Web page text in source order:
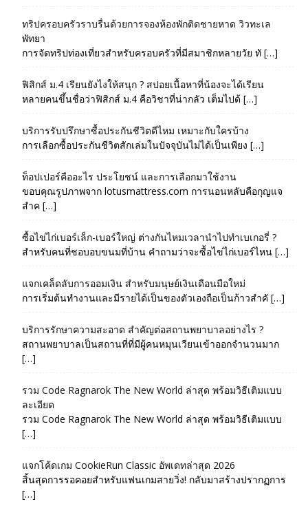
ทริปครอบครัวราบรื่นด้วยการจองห้องพักติดชายหาด วิวทะเล
พัทยา
การจัดทริปท่องเที่ยวสำหรับครอบครัวที่มีสมาชิกหลายวัย ทั […]
ฟิสิกส์ ม.4 เรียนยังไงให้สนุก ? สปอยเนื้อหาที่น้องจะได้เรียน
หลายคนขึ้นชื่อว่าฟิสิกส์ ม.4 คือวิชาที่น่ากลัว เต็มไปด้ […]
บริการรับปรึกษาซื้อประกันชีวิตดีไหม เหมาะกับใครบ้าง
การเลือกซื้อประกันชีวิตสักเล่มในปัจจุบันไม่ได้เป็นเพียง […]
ท็อปเปอร์คืออะไร ประโยชน์ และการเลือกมาใช้งาน
ขอบคุณรูปภาพจาก lotusmattress.com การนอนหลับคือกุญแจ
สำค […]
ซื้อไข่ไก่เบอร์เล็ก-เบอร์ใหญ่ ต่างกันไหมเวลานำไปทำเบเกอรี่ ?
สำหรับคนที่ชอบอบขนมที่บ้าน คำถามว่าจะซื้อไข่ไก่เบอร์ไหน […]
แจกเคล็ดลับการออมเงิน สำหรับมนุษย์เงินเดือนมือใหม่
การเริ่มต้นทำงานและมีรายได้เป็นของตัวเองถือเป็นก้าวสำคั […]
บริการรักษาความสะอาด สำคัญต่อสถานพยาบาลอย่างไร ?
สถานพยาบาลเป็นสถานที่ที่มีผู้คนหมุนเวียนเข้าออกจำนวนมาก
[…]
รวม Code Ragnarok The New World ล่าสุด พร้อมวิธีเติมแบบ
ละเอียด
รวม Code Ragnarok The New World ล่าสุด พร้อมวิธีเติมแบบ
[…]
แจกโค้ดเกม CookieRun Classic อัพเดทล่าสุด 2026
สิ้นสุดการรอคอยสำหรับแฟนเกมสายวิ่ง! กลับมาสร้างปรากฏการ
[…]